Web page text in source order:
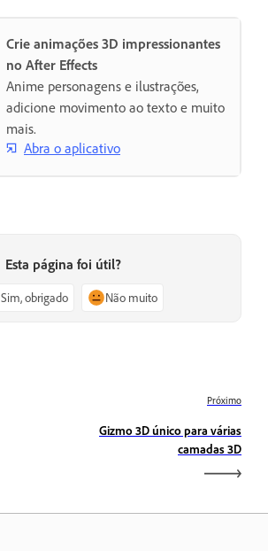
Crie animações 3D impressionantes
no After Effects
Anime personagens e ilustrações,
adicione movimento ao texto e muito
mais.
Abra o aplicativo
Esta página foi útil?
Sim, obrigado Não muito
Próximo
Gizmo 3D único para várias
camadas 3D